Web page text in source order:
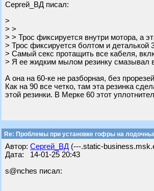
Сергей_ВД писал:
>
> >
> > Трос фиксируется внутри мотора, а
> Трос фиксируется болтом и деталькой
> Самый секс протащить все кабеля,
> Я ее жидким мылом резинку смазывал
А она на 60-ке не разборная, без
Как на 90 все четко, там эта резинка
этой резинки. В Мерке 60 этот
Re: Проблемы при установке гофры на
Автор: Сергей_ВД (---.static-
Дата: 14-01-25 20:43
s@nches писал: